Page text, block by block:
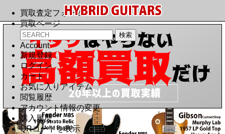
買取査定フォーム
買取ページ
Account
新規登録
ログイン
カート
お気に入りアイテム
閲覧履歴
アカウント情報の変更
購入履歴
QRコードを表示